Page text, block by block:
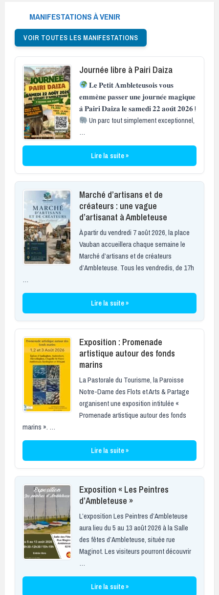
MANIFESTATIONS À VENIR
VOIR TOUTES LES MANIFESTATIONS
Journée libre à Pairi Daiza
𝐋𝐞 𝐏𝐞𝐭𝐢𝐭 𝐀𝐦𝐛𝐥𝐞𝐭𝐞𝐮𝐬𝐨𝐢𝐬 𝐯𝐨𝐮𝐬
𝐞𝐦𝐦𝐞̀𝐧𝐞 𝐩𝐚𝐬𝐬𝐞𝐫 𝐮𝐧𝐞 𝐣𝐨𝐮𝐫𝐧𝐞́𝐞 𝐦𝐚𝐠𝐢𝐪𝐮𝐞
𝐚̀ 𝐏𝐚𝐢𝐫𝐢 𝐃𝐚𝐢𝐳𝐚 𝐥𝐞 𝐬𝐚𝐦𝐞𝐝𝐢 𝟐𝟐 𝐚𝐨𝐮̂𝐭 𝟐𝟎𝟐𝟔 !
Un parc tout simplement exceptionnel,
…
Lire la suite »
Marché d’artisans et de
créateurs : une vague
d’artisanat à Ambleteuse
À partir du vendredi 7 août 2026, la place
Vauban accueillera chaque semaine le
Marché d’artisans et de créateurs
d’Ambleteuse. Tous les vendredis, de 17h
…
Lire la suite »
Exposition : Promenade
artistique autour des fonds
marins
La Pastorale du Tourisme, la Paroisse
Notre-Dame des Flots et Arts & Partage
organisent une exposition intitulée «
Promenade artistique autour des fonds
marins ». …
Lire la suite »
Exposition « Les Peintres
d’Ambleteuse »
L’exposition Les Peintres d’Ambleteuse
aura lieu du 5 au 13 août 2026 à la Salle
des fêtes d’Ambleteuse, située rue
Maginot. Les visiteurs pourront découvrir
…
Lire la suite »